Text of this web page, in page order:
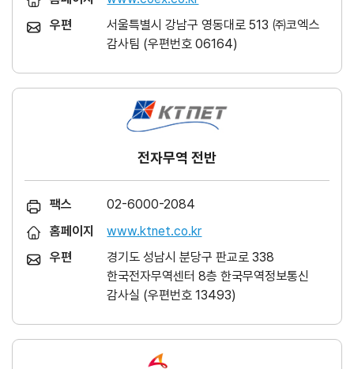
우편
서울특별시 강남구 영동대로 513 ㈜코엑스
감사팀 (우편번호 06164)
전자무역 전반
팩스
02-6000-2084
홈페이지
www.ktnet.co.kr
우편
경기도 성남시 분당구 판교로 338
한국전자무역센터 8층 한국무역정보통신
감사실 (우편번호 13493)